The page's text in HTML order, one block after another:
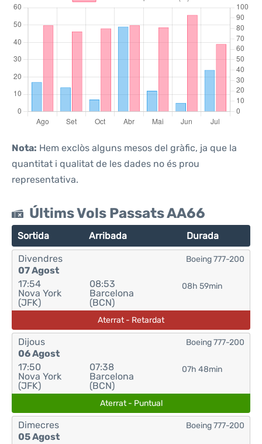
Nota: Hem exclòs alguns mesos del gràfic, ja que la
quantitat i qualitat de les dades no és prou
representativa.
Últims Vols Passats AA66
Sortida Arribada Durada
Divendres
07 Agost
17:54
Nova York
(JFK)
08:53
Barcelona
(BCN)
08h 59min
Boeing 777-200
Aterrat - Retardat
Dijous
06 Agost
17:50
Nova York
(JFK)
07:38
Barcelona
(BCN)
07h 48min
Boeing 777-200
Aterrat - Puntual
Dimecres
05 Agost
Boeing 777-200